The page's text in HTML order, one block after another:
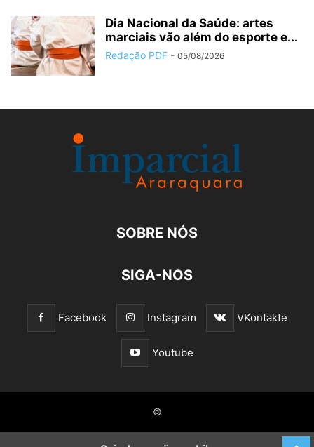
Dia Nacional da Saúde: artes
marciais vão além do esporte e...
Redação PDF - 05/08/2026
SOBRE NÓS
SIGA-NOS
Facebook Instagram VKontakte
Youtube
©